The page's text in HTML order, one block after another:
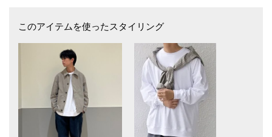
eオフィスで使われている電話番号の下4桁であり、キーパッドで「N-I-K-
E」と入力する際に使用するキーでもあります。
メーカー品番：FZ2068
【サイズ目安】
ウィメンズ規格の商品となりますので、シューズ本体に記載のサイズがウ
ィメンズの表記となっております。
メンズサイズとしては27.5cm、28.5cm、29.5cmの3サイズの取り扱いと
なっております。
このアイテムを使ったスタイリング